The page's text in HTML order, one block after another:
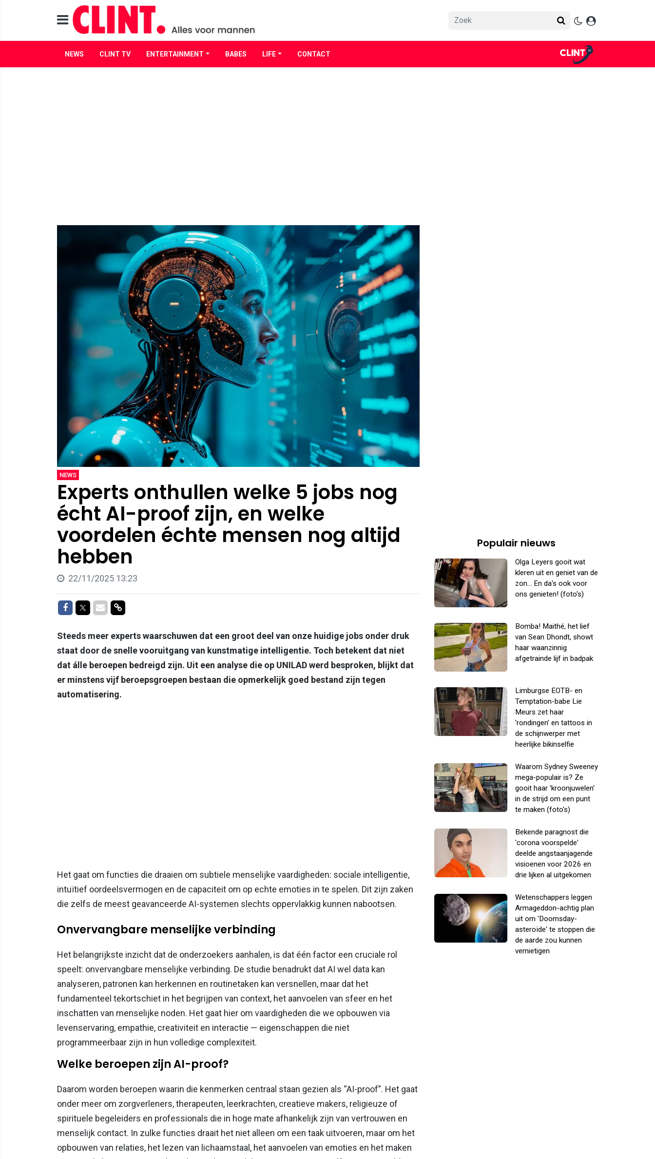
NEWS CLINT TV ENTERTAINMENT BABES LIFE CONTACT
NEWS
Experts onthullen welke 5 jobs nog
écht AI-proof zijn, en welke
voordelen échte mensen nog altijd
hebben
22/11/2025 13:23
Delen op Facebook
Delen op Twitter
Delen via Mail
Delen via link
Steeds meer experts waarschuwen dat een groot deel van onze huidige jobs onder druk
staat door de snelle vooruitgang van kunstmatige intelligentie. Toch betekent dat niet
dat álle beroepen bedreigd zijn. Uit een analyse die op UNILAD werd besproken, blijkt dat
er minstens vijf beroepsgroepen bestaan die opmerkelijk goed bestand zijn tegen
automatisering.
Het gaat om functies die draaien om subtiele menselijke vaardigheden: sociale intelligentie,
intuïtief oordeelsvermogen en de capaciteit om op echte emoties in te spelen. Dit zijn zaken
die zelfs de meest geavanceerde AI-systemen slechts oppervlakkig kunnen nabootsen.
Onvervangbare menselijke verbinding
Het belangrijkste inzicht dat de onderzoekers aanhalen, is dat één factor een cruciale rol
speelt: onvervangbare menselijke verbinding. De studie benadrukt dat AI wel data kan
analyseren, patronen kan herkennen en routinetaken kan versnellen, maar dat het
fundamenteel tekortschiet in het begrijpen van context, het aanvoelen van sfeer en het
inschatten van menselijke noden. Het gaat hier om vaardigheden die we opbouwen via
levenservaring, empathie, creativiteit en interactie — eigenschappen die niet
programmeerbaar zijn in hun volledige complexiteit.
Welke beroepen zijn AI-proof?
Daarom worden beroepen waarin die kenmerken centraal staan gezien als “AI-proof”. Het gaat
onder meer om zorgverleners, therapeuten, leerkrachten, creatieve makers, religieuze of
spirituele begeleiders en professionals die in hoge mate afhankelijk zijn van vertrouwen en
menselijk contact. In zulke functies draait het niet alleen om een taak uitvoeren, maar om het
opbouwen van relaties, het lezen van lichaamstaal, het aanvoelen van emoties en het maken
Populair nieuws
Olga Leyers gooit wat
kleren uit en geniet van de
zon... En da's ook voor
ons genieten! (foto's)
Bomba! Maithé, het lief
van Sean Dhondt, showt
haar waanzinnig
afgetrainde lijf in badpak
Limburgse EOTB- en
Temptation-babe Lie
Meurs zet haar
'rondingen' en tattoos in
de schijnwerper met
heerlijke bikinselfie
Waarom Sydney Sweeney
mega-populair is? Ze
gooit haar 'kroonjuwelen'
in de strijd om een punt
te maken (foto's)
Bekende paragnost die
'corona voorspelde'
deelde angstaanjagende
visioenen voor 2026 en
drie lijken al uitgekomen
Wetenschappers leggen
Armageddon-achtig plan
uit om 'Doomsday-
asteroïde' te stoppen die
de aarde zou kunnen
vernietigen